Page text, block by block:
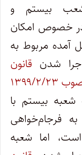
بیستم و
خصوص امکان
آمده مربوط به
شدن قانون
۲/۲۳
شعبه بیستم با
فرجام‌خواهی
اما شعبه